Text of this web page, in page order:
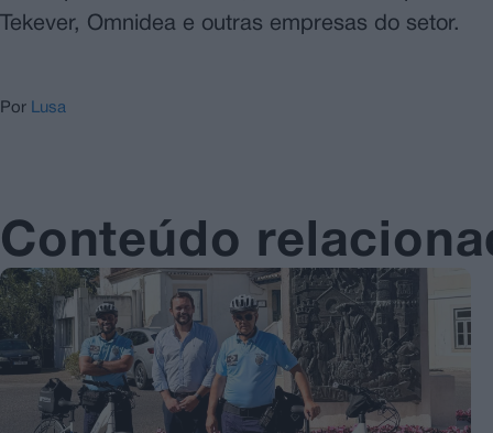
Tekever, Omnidea e outras empresas do setor.
Por Lusa
Conteúdo